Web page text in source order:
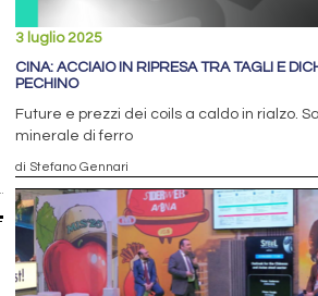
3 luglio 2025
CINA: ACCIAIO IN RIPRESA TRA TAGLI E
PECHINO
Future e prezzi dei coils a caldo in rialzo.
minerale di ferro
di Stefano Gennari